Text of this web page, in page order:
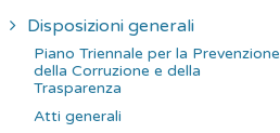
Disposizioni generali
Piano Triennale per la Prevenzione
della Corruzione e della
Trasparenza
Atti generali